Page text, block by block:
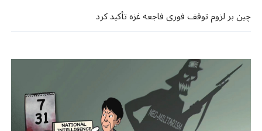
چین بر لزوم توقف فوری فاجعه غزه تأکید کرد